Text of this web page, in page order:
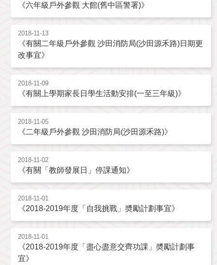
《六年級戶外參觀 大館(舊中區警署)》
2018-11-13
《有關二年級戶外參觀 沙田消防局(沙田源禾路)日期更
改事宜》
2018-11-09
《有關上學期家長日學生活動安排(一至三年級)》
2018-11-05
《二年級戶外參觀 沙田消防局(沙田源禾路)》
2018-11-02
《有關「教師發展日」停課通知》
2018-11-01
《2018-2019年度「自我挑戰」奬勵計劃事宜》
2018-11-01
《2018-2019年度「盡心盡意交齊功課」奬勵計劃事
宜》